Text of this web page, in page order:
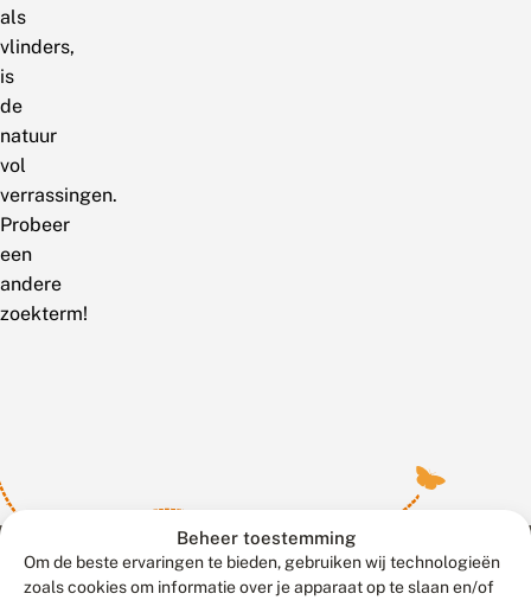
Beheer toestemming
Om de beste ervaringen te bieden, gebruiken wij technologieën
zoals cookies om informatie over je apparaat op te slaan en/of
als
vlinders,
is
de
natuur
vol
verrassingen.
Probeer
een
andere
zoekterm!